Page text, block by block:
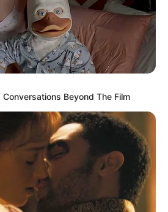
circulares com 8 cm e
Beyond The Film